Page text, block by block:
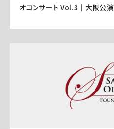
オコンサート Vol.3｜大阪公演